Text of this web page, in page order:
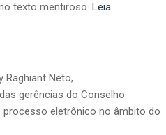
texto mentiroso. Leia
Raghiant Neto,
gerências do Conselho
processo eletrônico no âmbito do